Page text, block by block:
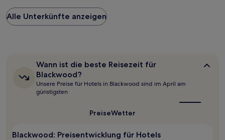
Preis
pro
Nacht,
24 Stunden
Aufenthalt
2 Erwachsenen
Alle Unterkünfte anzeigen
Wann
ist
die
beste
Reisezeit
Wann ist die beste Reisezeit für
Blackwood?
Unsere Preise für Hotels in Blackwood sind im April am
günstigsten
PreiseWetter
Blackwood: Preisentwicklung für Hotels